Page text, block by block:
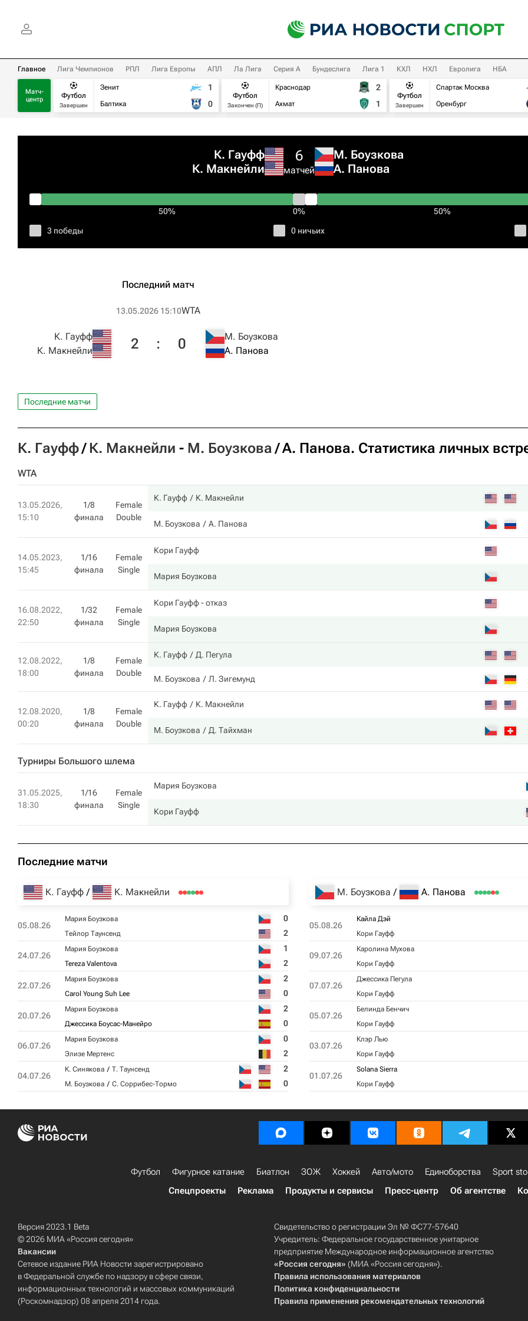
Главное Лига Чемпионов РПЛ Лига Европы АПЛ Ла Лига Серия А Бундеслига Лига 1 КХЛ НХЛ Евролига НБА
Матч-
центр
Футбол
Завершен
Зенит
Балтика
1
0
Футбол
Закончен (П)
Краснодар
Ахмат
2
1
Футбол
Завершен
Спартак Москва
Оренбург
К. Гауфф
К. Макнейли
6
матчей
М. Боузкова
А. Панова
50% 0% 50%
3 победы 0 ничьих
Последний матч
13.05.2026 15:10WTA
К. Гауфф
К. Макнейли
2 : 0
М. Боузкова
А. Панова
Последние матчи
К. Гауфф К. Макнейли - М. Боузкова А. Панова. Статистика личных
WTA
13.05.2026,
15:10
1/8
финала
Female
Double
К. Гауфф К. Макнейли
М. Боузкова А. Панова
14.05.2023,
15:45
1/16
финала
Female
Single
Кори Гауфф
Мария Боузкова
16.08.2022,
22:50
1/32
финала
Female
Single
Кори Гауфф- отказ
Мария Боузкова
12.08.2022,
18:00
1/8
финала
Female
Double
К. Гауфф Д. Пегула
М. Боузкова Л. Зигемунд
12.08.2020,
00:20
1/8
финала
Female
Double
К. Гауфф К. Макнейли
М. Боузкова Д. Тайхман
Турниры Большого шлема
31.05.2025,
18:30
1/16
финала
Female
Single
Мария Боузкова
Кори Гауфф
Последние матчи
К. Гауфф К. Макнейли
05.08.26
Мария Боузкова 0
Тейлор Таунсенд 2
24.07.26
Мария Боузкова 1
Tereza Valentova 2
22.07.26
Мария Боузкова 2
Carol Young Suh Lee 0
20.07.26
Мария Боузкова 2
Джессика Боусас-Манейро 0
06.07.26
Мария Боузкова 0
Элизе Мертенс 2
04.07.26
К. Синякова Т. Таунсенд 2
М. Боузкова С. Соррибес-Тормо 0
М. Боузкова А. Панова
05.08.26
Кайла Дэй
Кори Гауфф
09.07.26
Каролина Мухова
Кори Гауфф
07.07.26
Джессика Пегула
Кори Гауфф
05.07.26
Белинда Бенчич
Кори Гауфф
03.07.26
Клэр Лью
Кори Гауфф
01.07.26
Solana Sierra
Кори Гауфф
Футбол Фигурное катание Биатлон ЗОЖ Хоккей Авто/мото Единоборства Sport
Спецпроекты
Реклама Продукты и сервисы Пресс-центр Об агентстве
Версия 2023.1 Beta
© 2026 МИА «Россия сегодня»
Вакансии
Сетевое издание РИА Новости зарегистрировано
в Федеральной службе по надзору в сфере связи,
информационных технологий и массовых коммуникаций
(Роскомнадзор) 08 апреля 2014 года.
Свидетельство о регистрации Эл № ФС77-57640
Учредитель: Федеральное государственное унитарное
предприятие Международное информационное агентство
«Россия сегодня» (МИА «Россия сегодня»).
Правила использования материалов
Политика конфиденциальности
Правила применения рекомендательных технологий